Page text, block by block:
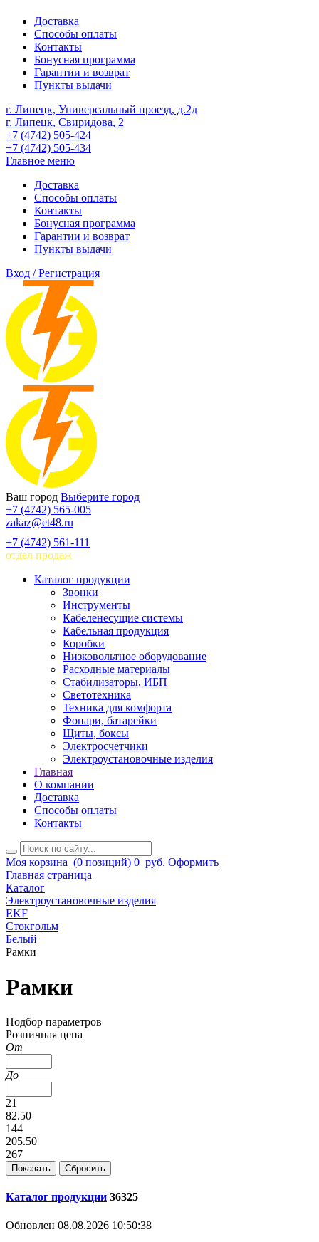
Доставка
Способы оплаты
Контакты
Бонусная программа
Гарантии и возврат
Пункты выдачи
г. Липецк, Универсальный проезд, д.2д
г. Липецк, Свиридова, 2
+7 (4742) 505-424
+7 (4742) 505-434
Главное меню
Доставка
Способы оплаты
Контакты
Бонусная программа
Гарантии и возврат
Пункты выдачи
Вход / Регистрация
Ваш город Выберите город
+7 (4742) 565-005
zakaz@et48.ru
+7 (4742) 561-111
отдел продаж
Каталог продукции
Звонки
Инструменты
Кабеленесущие системы
Кабельная продукция
Коробки
Низковольтное оборудование
Расходные материалы
Стабилизаторы, ИБП
Светотехника
Техника для комфорта
Фонари, батарейки
Щиты, боксы
Электросчетчики
Электроустановочные изделия
Главная
О компании
Доставка
Способы оплаты
Контакты
Моя корзина (0 позиций) 0 руб. Оформить
Главная страница
Каталог
Электроустановочные изделия
EKF
Стокгольм
Белый
Рамки
Рамки
Подбор параметров
Розничная цена
От
До
21
82.50
144
205.50
267
Каталог продукции 36325
Обновлен 08.08.2026 10:50:38